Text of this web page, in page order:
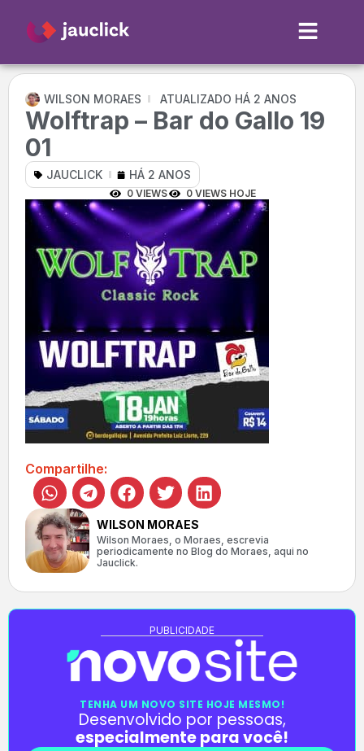
WILSON MORAES ATUALIZADO HÁ 2 ANOS
Wolftrap – Bar do Gallo 19
01
JAUCLICK HÁ 2 ANOS
0 VIEWS 0 VIEWS HOJE
Compartilhe:
WILSON MORAES
Wilson Moraes, o Moraes, escrevia
periodicamente no Blog do Moraes, aqui no
Jauclick.
PUBLICIDADE
TENHA UM NOVO SITE HOJE MESMO!
Desenvolvido por pessoas,
especialmente para você!